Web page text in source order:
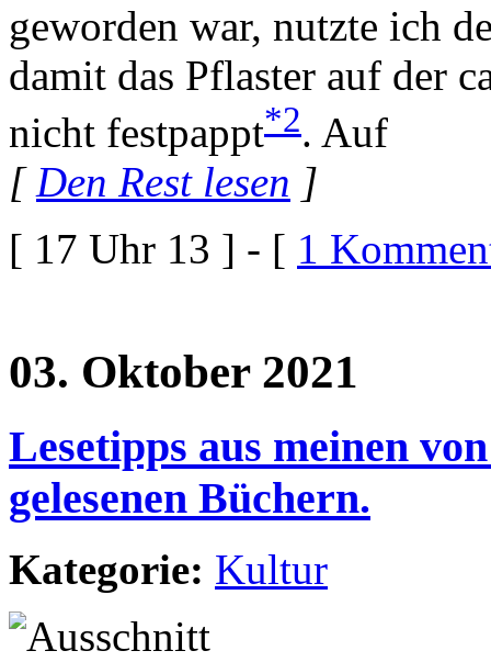
geworden war, nutzte ich
damit das Pflaster auf der
nicht festpappt*2. Auf
[Den Rest lesen ]
[ 17 Uhr 13 ] - [ 1
03. Oktober 2021
Lesetipps aus meinen
gelesenen Büchern.
Kategorie: Kultur